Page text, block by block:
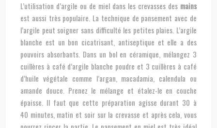
L’utilisation d’argile ou de miel dans les crevasses des mains
est aussi très populaire. La technique de pansement avec de
l’argile peut soigner sans difficulté les petites plaies. L’argile
blanche est un bon cicatrisant, antiseptique et elle a des
pouvoirs absorbants. Dans un bol en céramique, mélangez 3
cuillères à café d’argile blanche poudre et 3 cuillères à café
d’huile végétale comme l’argan, macadamia, calendula ou
amande douce. Prenez le mélange et étalez-le en couche
épaisse. Il faut que cette préparation agisse durant 30 à
40 minutes, matin et soir sur la crevasse et après cela, vous